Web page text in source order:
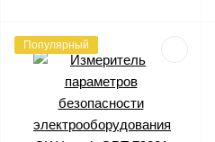
Популярный